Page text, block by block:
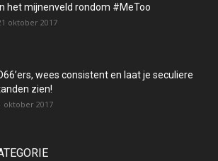
In het mijnenveld rondom #MeToo
oktober 2017
wees consistent en laat je seculiere
zien!
oktober 2017